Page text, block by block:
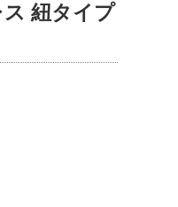
紐タイプ